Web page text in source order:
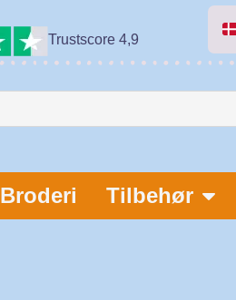
Trustscore 4,9
Broderi Tilbehør